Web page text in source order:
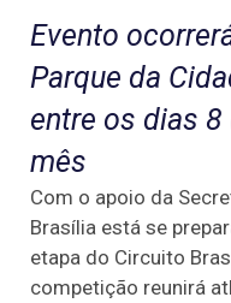
Evento
Parque da
entre os dias
mês
Com o apoio da
Brasília está se
etapa do Circuito
competição reunirá